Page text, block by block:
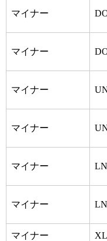
マイナー
マイナー
マイナー
マイナー
マイナー
マイナー
マイナー